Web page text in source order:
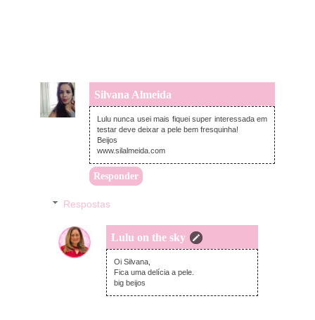
Silvana Almeida
segunda-feira, setembro 03, 2018
Lulu nunca usei mais fiquei super interessada em
testar deve deixar a pele bem fresquinha!
Beijos
www.silalmeida.com
Responder
Respostas
Lulu on the sky
segunda-feira, setembro 03, 2018
Oi Silvana,
Fica uma delícia a pele.
big beijos